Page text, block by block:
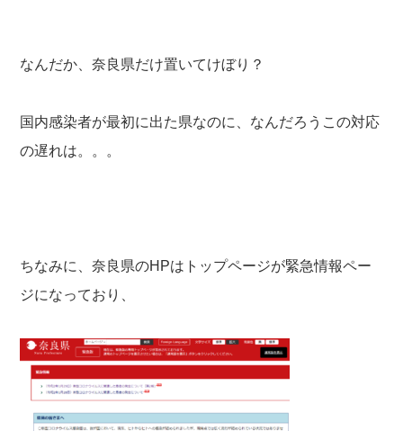
なんだか、奈良県だけ置いてけぼり？
国内感染者が最初に出た県なのに、なんだろうこの対応
の遅れは。。。
ちなみに、奈良県のHPはトップページが緊急情報ペー
ジになっており、